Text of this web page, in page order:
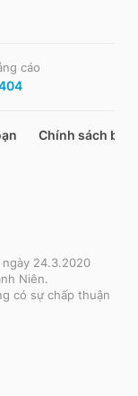
cáo
Chính sách bảo
ngày 24.3.2020
Niên.
có sự chấp thuận